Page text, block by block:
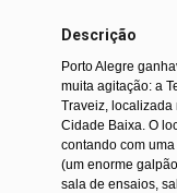
Descrição
Porto Alegre
muita agitação: a
Traveiz, localizada
Cidade Baixa. O
contando com
(um enorme
sala de ensaios,